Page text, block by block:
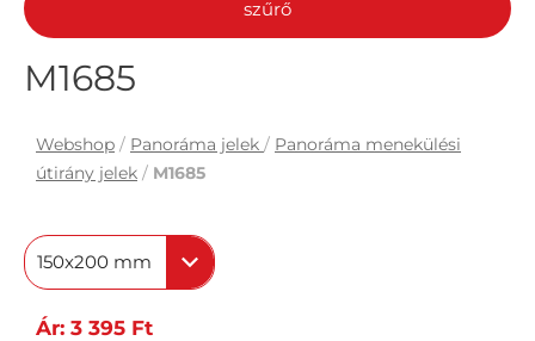
szűrő
M1685
Webshop / Panoráma jelek / Panoráma menekülési
útirány jelek / M1685
150x200 mm
Ár: 3 395 Ft